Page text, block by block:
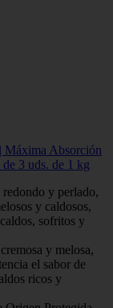
Máxima Absorción
3 uds. de 1 kg
y perlado,
y caldosos,
sofritos y
y melosa,
el sabor de
ricos y